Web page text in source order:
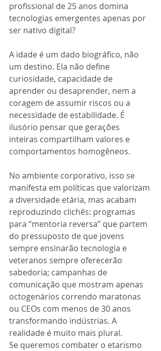
profissional de 25 anos domina
tecnologias emergentes apenas por
ser nativo digital?
A idade é um dado biográfico, não
um destino. Ela não define
curiosidade, capacidade de
aprender ou desaprender, nem a
coragem de assumir riscos ou a
necessidade de estabilidade. É
ilusório pensar que gerações
inteiras compartilham valores e
comportamentos homogêneos.
No ambiente corporativo, isso se
manifesta em políticas que valorizam
a diversidade etária, mas acabam
reproduzindo clichês: programas
para “mentoria reversa” que partem
do pressuposto de que jovens
sempre ensinarão tecnologia e
veteranos sempre oferecerão
sabedoria; campanhas de
comunicação que mostram apenas
octogenários correndo maratonas
ou CEOs com menos de 30 anos
transformando indústrias. A
realidade é muito mais plural.
Se queremos combater o etarismo